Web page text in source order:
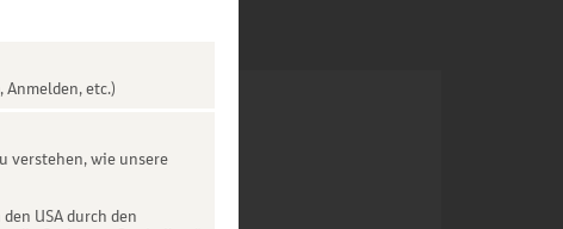
Anmelden, etc.)
verstehen, wie unsere
USA durch den